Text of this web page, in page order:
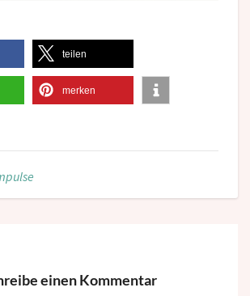
teilen
merken
einen Kommentar